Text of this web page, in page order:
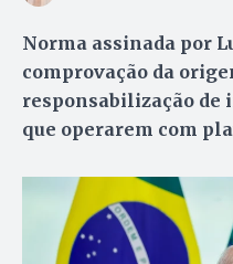
Norma assinada por
comprovação da
responsabilização de
que operarem com